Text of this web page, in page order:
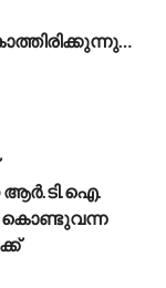
കൊണ്ടുവന്ന